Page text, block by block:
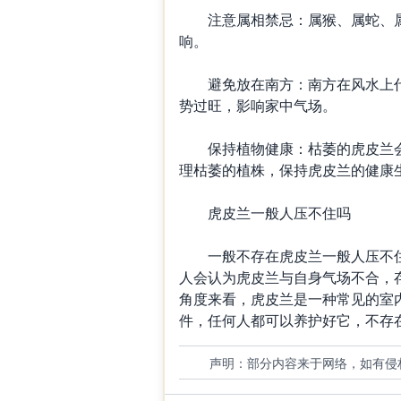
注意属相禁忌：属猴、属蛇、
响。
避免放在南方：南方在风水上
势过旺，影响家中气场。
保持植物健康：枯萎的虎皮兰
理枯萎的植株，保持虎皮兰的健康
虎皮兰一般人压不住吗
一般不存在虎皮兰一般人压不
人会认为虎皮兰与自身气场不合，
角度来看，虎皮兰是一种常见的
件，任何人都可以养护好它，不存
声明：部分内容来于网络，如有